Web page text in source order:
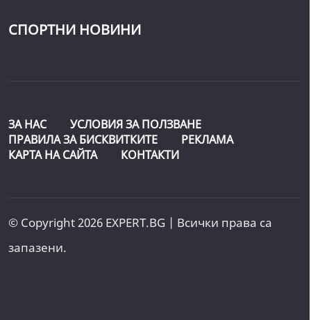
СПОРТНИ НОВИНИ
ЗА НАС
УСЛОВИЯ ЗА ПОЛЗВАНЕ
ПРАВИЛА ЗА БИСКВИТКИТЕ
РЕКЛАМА
КАРТА НА САЙТА
КОНТАКТИ
© Copyright 2026 EXPERT.BG | Всички права са
запазени.